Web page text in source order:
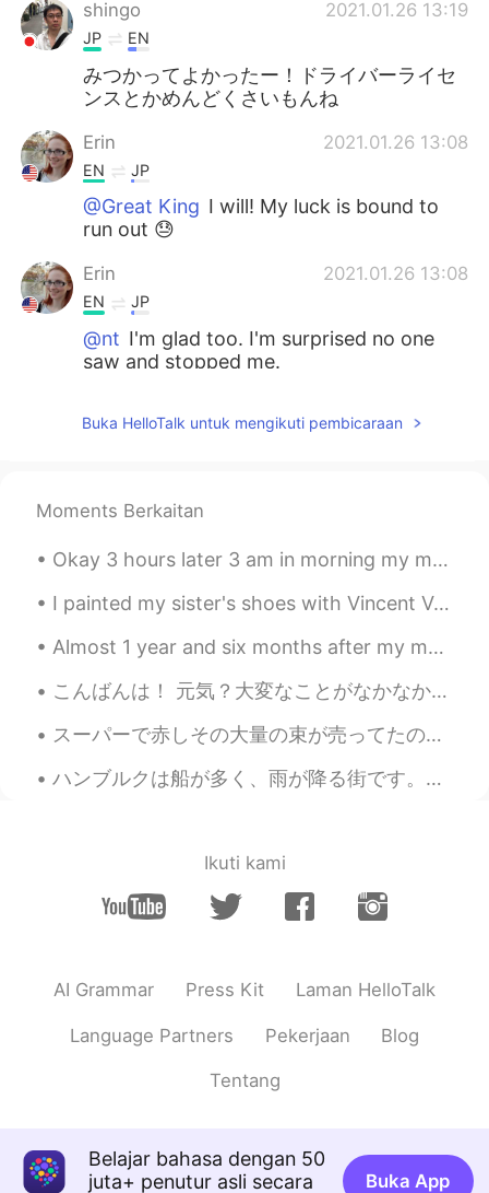
shingo 2021.01.26 13:19
JP EN
みつかってよかったー！ドライバーライセ
ンスとかめんどくさいもんね
Erin 2021.01.26 13:08
EN JP
@Great King I will! My luck is bound to
run out 😓
Erin 2021.01.26 13:08
EN JP
@nt I'm glad too. I'm surprised no one
saw and stopped me.
EN JP
Herotalk
🇯🇵🥰☺️
Great King 2021.01.26 13:03
next time 👍
Iwase 2021.01.26 13:01
2021.01.26 13:00
EN
Gioco 2021.01.26 12:59
you got them all back
JP EN
Buka HelloTalk untuk mengikuti pembicaraan
Moments Berkaitan
Okay 3 hours later 3 am in morning my master piece 😂🥩🥩🥩 it’s finally done waited so long to see y...
I painted my sister's shoes with Vincent Van Gogh paintings (she thinks I look like him). He is ...
Almost 1 year and six months after my motorcycle race accident I finally got my flexibility back....
こんばんは！ 元気？大変なことがなかなか続くけど、みんな頑張ろうね❤️🇯🇵🌍 ね、今日の夕方にストレス溜まってて散歩してくるって決めた。主な道じゃなくて、住宅街を通って歩いてた。少し歩いたら道...
スーパーで赤しその大量の束が売ってたので、買って赤しそジュースを初めて作ってみた！ 炭酸と割って飲むのが美味しい😋 They were selling big bundles of red s...
ハンブルクは船が多く、雨が降る街です。サイクリングをする時、大きな船が港に入るのが見えます。エアバス工場も近いです。昨日偶然的エアバスA380の着陸を見ました！とてもびっくりしました。😂飛行機が...
Ikuti kami
AI Grammar Press Kit Laman HelloTalk
Language Partners Pekerjaan Blog
Tentang
Belajar bahasa dengan 50
juta+ penutur asli secara
Buka App